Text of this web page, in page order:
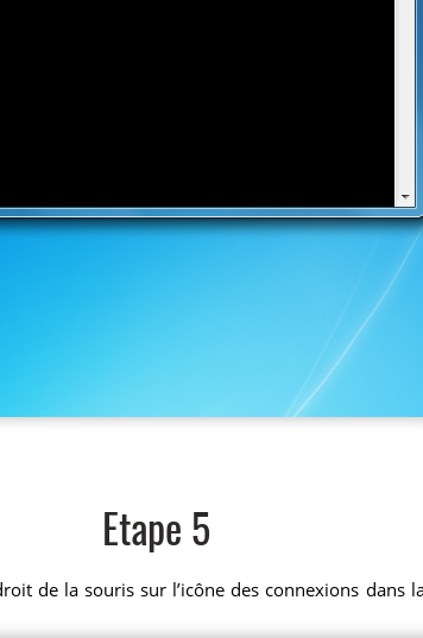
Etape 5
de la souris sur l’icône des connexions dans